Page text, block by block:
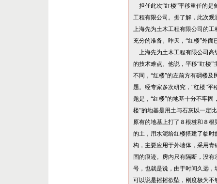
担任此次“红楼”平移重任的是
工程有限公司。据了解，此次观
上海先为土木工程有限公司的
充分的准备。昨天， “红楼”外面
上海先为土木工程有限公司
的技术难点。他说，平移“红楼”
不同， “红楼”的左前方有碉楼及
题。经专家多次研究， “红楼”平
题是， “红楼”的地基十分不牢固
楼”的地基是用土与石灰以一定
原有的地基上打了８根桩和８
的土，用水泥给红楼搭建了临
构，主要应用于外墙体，采用
固的痕迹。房内只有隔断，没有
号，也就是说，由于时间久远
可以说是摇摇欲坠，刚度极为